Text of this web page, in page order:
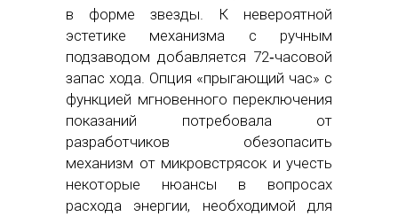
в форме звезды. К невероятной
эстетике механизма с ручным
подзаводом добавляется 72‑часовой
запас хода. Опция «прыгающий час» с
функцией мгновенного переключения
показаний потребовала от
разработчиков обезопасить
механизм от микровстрясок и учесть
некоторые нюансы в вопросах
расхода энергии, необходимой для